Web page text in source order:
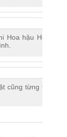
Hoa hậu Hoàn vũ
cũng từng tham